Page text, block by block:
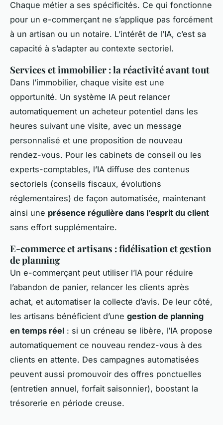
Chaque métier a ses spécificités. Ce qui fonctionne
pour un e-commerçant ne s’applique pas forcément
à un artisan ou un notaire. L’intérêt de l’IA, c’est sa
capacité à s’adapter au contexte sectoriel.
Services et immobilier : la réactivité avant tout
Dans l’immobilier, chaque visite est une
opportunité. Un système IA peut relancer
automatiquement un acheteur potentiel dans les
heures suivant une visite, avec un message
personnalisé et une proposition de nouveau
rendez-vous. Pour les cabinets de conseil ou les
experts-comptables, l’IA diffuse des contenus
sectoriels (conseils fiscaux, évolutions
réglementaires) de façon automatisée, maintenant
ainsi une présence régulière dans l’esprit du client
sans effort supplémentaire.
E-commerce et artisans : fidélisation et gestion
de planning
Un e-commerçant peut utiliser l’IA pour réduire
l’abandon de panier, relancer les clients après
achat, et automatiser la collecte d’avis. De leur côté,
les artisans bénéficient d’une gestion de planning
en temps réel : si un créneau se libère, l’IA propose
automatiquement ce nouveau rendez-vous à des
clients en attente. Des campagnes automatisées
peuvent aussi promouvoir des offres ponctuelles
(entretien annuel, forfait saisonnier), boostant la
trésorerie en période creuse.